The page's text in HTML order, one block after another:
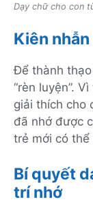
Dạy chữ cho con
Kiên
Để thành thạo
“rèn luyện”.
giải thích cho
đã nhớ được
trẻ mới có thể
Bí quyết
trí nhớ